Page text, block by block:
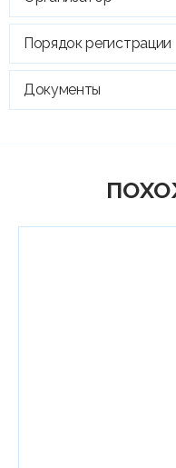
Порядок регистрации
Документы